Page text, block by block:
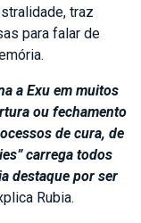
traz
para falar de
a Exu em muitos
ou fechamento
de cura, de
carrega todos
destaque por ser
Rubia.